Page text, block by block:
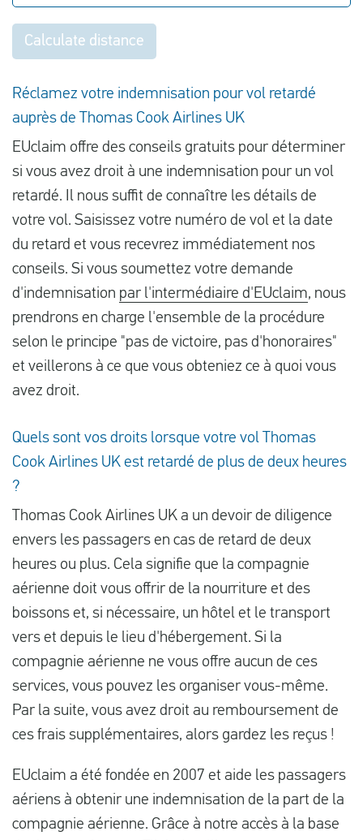
Calculate distance
Réclamez votre indemnisation pour vol retardé
auprès de Thomas Cook Airlines UK
EUclaim offre des conseils gratuits pour déterminer
si vous avez droit à une indemnisation pour un vol
retardé. Il nous suffit de connaître les détails de
votre vol. Saisissez votre numéro de vol et la date
du retard et vous recevrez immédiatement nos
conseils. Si vous soumettez votre demande
d'indemnisation par l'intermédiaire d'EUclaim, nous
prendrons en charge l'ensemble de la procédure
selon le principe "pas de victoire, pas d'honoraires"
et veillerons à ce que vous obteniez ce à quoi vous
avez droit.
Quels sont vos droits lorsque votre vol Thomas
Cook Airlines UK est retardé de plus de deux heures
?
Thomas Cook Airlines UK a un devoir de diligence
envers les passagers en cas de retard de deux
heures ou plus. Cela signifie que la compagnie
aérienne doit vous offrir de la nourriture et des
boissons et, si nécessaire, un hôtel et le transport
vers et depuis le lieu d'hébergement. Si la
compagnie aérienne ne vous offre aucun de ces
services, vous pouvez les organiser vous-même.
Par la suite, vous avez droit au remboursement de
ces frais supplémentaires, alors gardez les reçus !
EUclaim a été fondée en 2007 et aide les passagers
aériens à obtenir une indemnisation de la part de la
compagnie aérienne. Grâce à notre accès à la base